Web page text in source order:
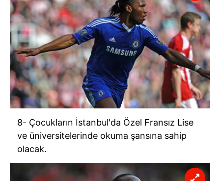
8- Çocukların İstanbul'da Özel Fransız Lise
ve üniversitelerinde okuma şansına sahip
olacak.